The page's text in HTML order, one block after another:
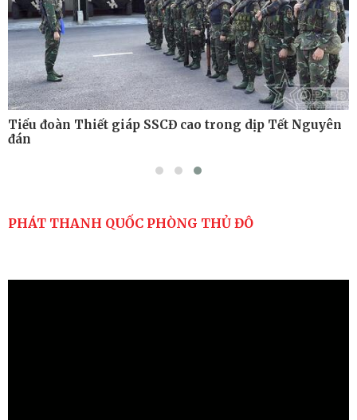
Tiểu đoàn Thiết giáp SSCĐ cao trong dịp Tết Nguyên
đán
PHÁT THANH QUỐC PHÒNG THỦ ĐÔ